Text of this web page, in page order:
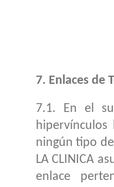
7. Enlaces de
7.1. En el
hipervínculos
ningún tipo
LA CLINICA
enlace